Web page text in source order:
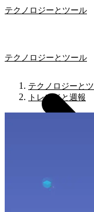
テクノロジーとツール
テクノロジーとツール
テクノロジーと
トレンドと週報